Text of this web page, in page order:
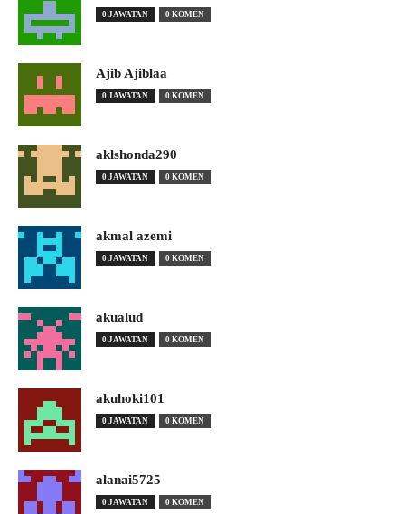
0 JAWATAN 0 KOMEN
Ajib Ajiblaa
0 JAWATAN 0 KOMEN
aklshonda290
0 JAWATAN 0 KOMEN
akmal azemi
0 JAWATAN 0 KOMEN
akualud
0 JAWATAN 0 KOMEN
akuhoki101
0 JAWATAN 0 KOMEN
alanai5725
0 JAWATAN 0 KOMEN